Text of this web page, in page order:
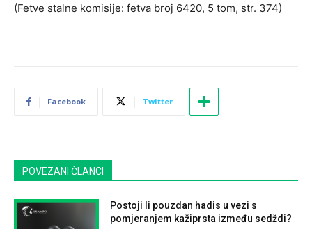
(Fetve stalne komisije: fetva broj 6420, 5 tom, str. 374)
Facebook Twitter
POVEZANI ČLANCI
Postoji li pouzdan hadis u vezi s
pomjeranjem kažiprsta između sedždi?